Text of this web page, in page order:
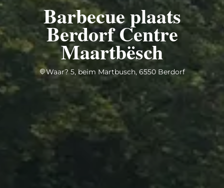
Barbecue plaats
Berdorf Centre
Maartbësch
Waar? 5, beim Martbusch, 6550 Berdorf